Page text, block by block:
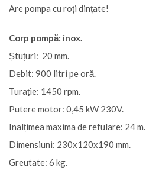
Are pompa cu roți dințate!
Corp pompă: inox.
Ștuțuri: 20 mm.
Debit: 900 litri pe oră.
Turație: 1450 rpm.
Putere motor: 0,45 kW 230V.
Inalțimea maxima de refulare: 24 m.
Dimensiuni: 230x120x190 mm.
Greutate: 6 kg.